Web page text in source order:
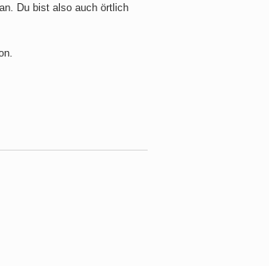
Du bist also auch örtlich